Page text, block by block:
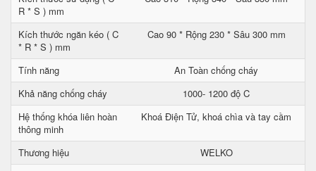
R * S ) mm
Kích thước ngăn kéo ( C
* R * S ) mm
Cao 90 * Rộng 230 * Sâu 300 mm
Tính năng
An Toàn chống cháy
Khả năng chống cháy
1000- 1200 độ C
Hệ thống khóa liên hoàn
thông minh
Khoá Điện Tử, khoá chìa và tay cầm
Thương hiệu
WELKO